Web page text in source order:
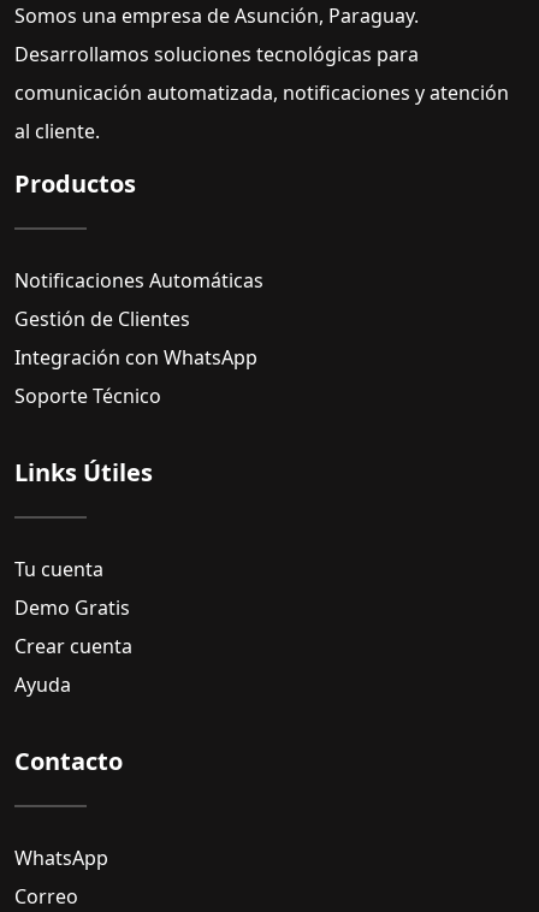
Somos una empresa de Asunción, Paraguay.
Desarrollamos soluciones tecnológicas para
comunicación automatizada, notificaciones y atención
al cliente.
Productos
Notificaciones Automáticas
Gestión de Clientes
Integración con WhatsApp
Soporte Técnico
Links Útiles
Tu cuenta
Demo Gratis
Crear cuenta
Ayuda
Contacto
WhatsApp
Correo